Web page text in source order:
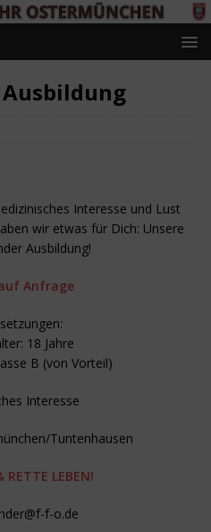
Interesse und Lust
wir etwas für Dich: Unsere
Ausbildung!
Anfrage
18 Jahre
B (von Vorteil)
Interesse
Tuntenhausen
RETTE LEBEN!
f-o.de